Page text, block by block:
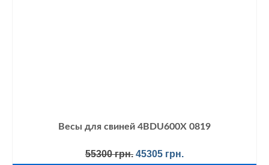
Весы для свиней 4BDU600Х 0819
55300грн. Первоначальная
45305 грн.Текущая